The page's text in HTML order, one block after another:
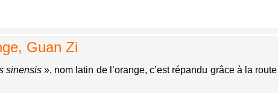
Guan Zi
sinensis», nom latin de l’orange, c’est répandu grâce à la